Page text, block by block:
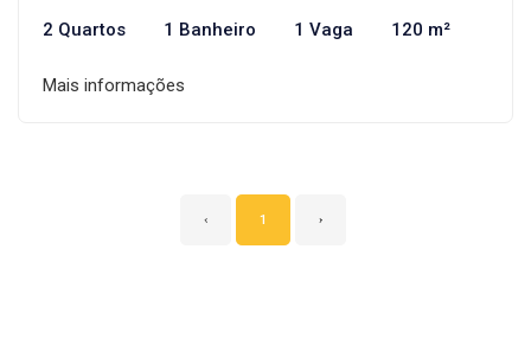
2 Quartos 1 Banheiro 1 Vaga 120 m²
Mais informações
‹ 1 ›